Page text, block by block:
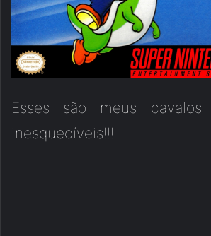
Esses são meus
inesquecíveis!!!